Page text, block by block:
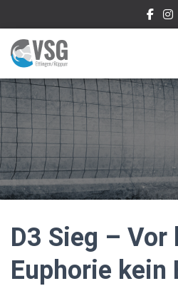
D3 Sieg – Vor
Euphorie kein